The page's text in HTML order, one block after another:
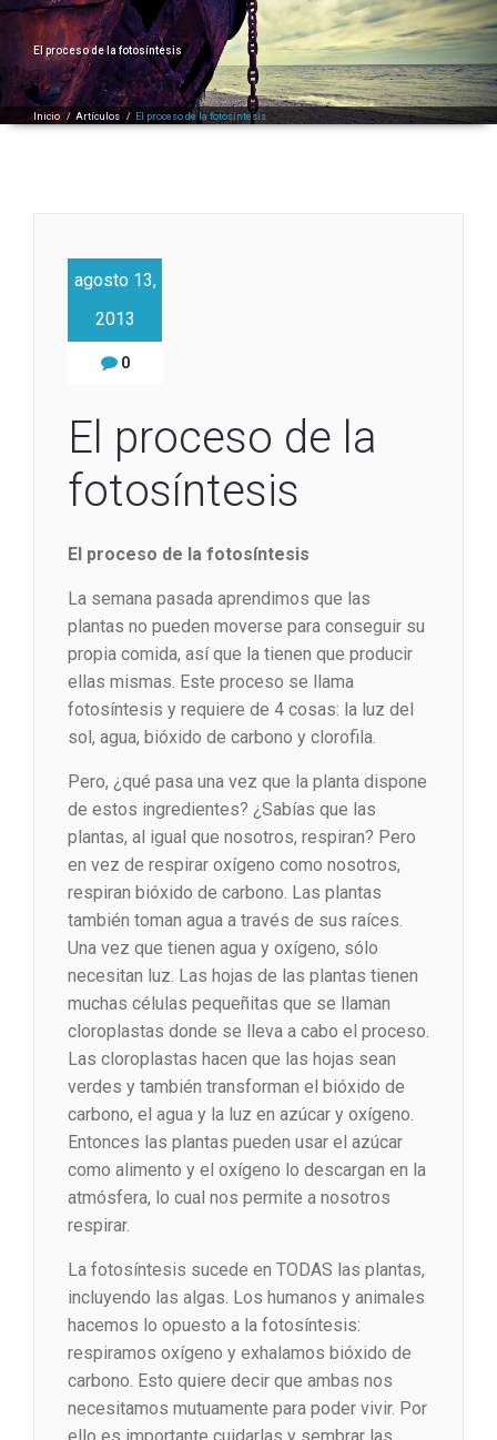
El proceso de la fotosíntesis
Inicio / Artículos / El proceso de la fotosíntesis
agosto 13,
2013
0
El proceso de la
fotosíntesis
El proceso de la fotosíntesis
La semana pasada aprendimos que las
plantas no pueden moverse para conseguir su
propia comida, así que la tienen que producir
ellas mismas. Este proceso se llama
fotosíntesis y requiere de 4 cosas: la luz del
sol, agua, bióxido de carbono y clorofila.
Pero, ¿qué pasa una vez que la planta dispone
de estos ingredientes? ¿Sabías que las
plantas, al igual que nosotros, respiran? Pero
en vez de respirar oxígeno como nosotros,
respiran bióxido de carbono. Las plantas
también toman agua a través de sus raíces.
Una vez que tienen agua y oxígeno, sólo
necesitan luz. Las hojas de las plantas tienen
muchas células pequeñitas que se llaman
cloroplastas donde se lleva a cabo el proceso.
Las cloroplastas hacen que las hojas sean
verdes y también transforman el bióxido de
carbono, el agua y la luz en azúcar y oxígeno.
Entonces las plantas pueden usar el azúcar
como alimento y el oxígeno lo descargan en la
atmósfera, lo cual nos permite a nosotros
respirar.
La fotosíntesis sucede en TODAS las plantas,
incluyendo las algas. Los humanos y animales
hacemos lo opuesto a la fotosíntesis:
respiramos oxígeno y exhalamos bióxido de
carbono. Esto quiere decir que ambas nos
necesitamos mutuamente para poder vivir. Por